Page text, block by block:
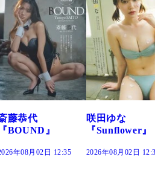
田ゆな
『Sunflower』
年08月02日 12:30
藤水咲桜『花
だまり』
2026年08月02日